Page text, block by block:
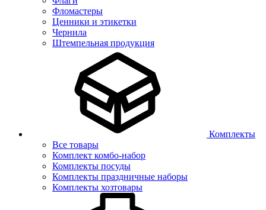
Фломастеры
Ценники и этикетки
Чернила
Штемпельная продукция
Комплекты
Все товары
Комплект комбо-набор
Комплекты посуды
Комплекты праздничные наборы
Комплекты хозтовары